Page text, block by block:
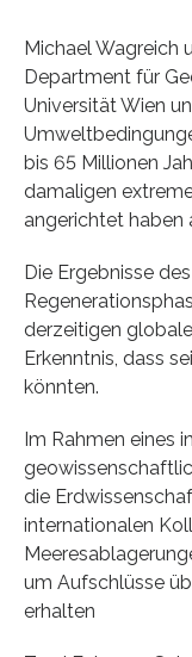
Michael Wagreich
Department für
Universität Wien
bis 65 Millionen
damaligen
angerichtet haben
Die Ergebnisse
derzeitigen
Erkenntnis, dass
könnten.
Im Rahmen eines
die
internationalen
um Aufschlüsse
erhalten